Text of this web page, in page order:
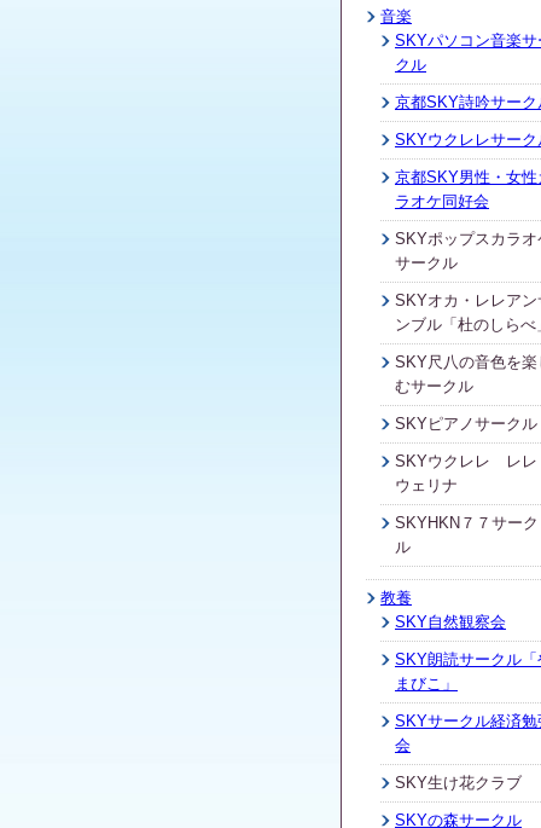
音楽
SKYパソコン音楽サ
クル
京都SKY詩吟サーク
SKYウクレレサーク
京都SKY男性・女性
ラオケ同好会
SKYポップスカラオ
サークル
SKYオカ・レレアン
ンブル「杜のしらべ
SKY尺八の音色を楽
むサークル
SKYピアノサークル
SKYウクレレ レレ
ウェリナ
SKYHKN７７サーク
ル
教養
SKY自然観察会
SKY朗読サークル「
まびこ」
SKYサークル経済勉
会
SKY生け花クラブ
SKYの森サークル